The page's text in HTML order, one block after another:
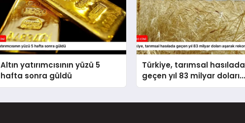
Altın yatırımcısının yüzü 5
hafta sonra güldü
Türkiye, tarımsal hasılada
geçen yıl 83 milyar doları
aşarak rekor kırdı